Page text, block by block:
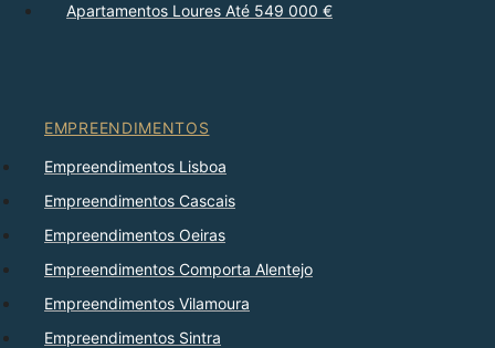
Apartamentos Loures Até 549 000 €
EMPREENDIMENTOS
Empreendimentos Lisboa
Empreendimentos Cascais
Empreendimentos Oeiras
Empreendimentos Comporta Alentejo
Empreendimentos Vilamoura
Empreendimentos Sintra